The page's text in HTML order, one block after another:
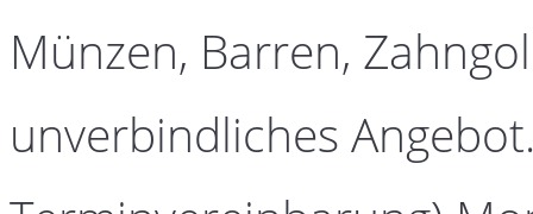
Münzen, Barren,
unverbindliches